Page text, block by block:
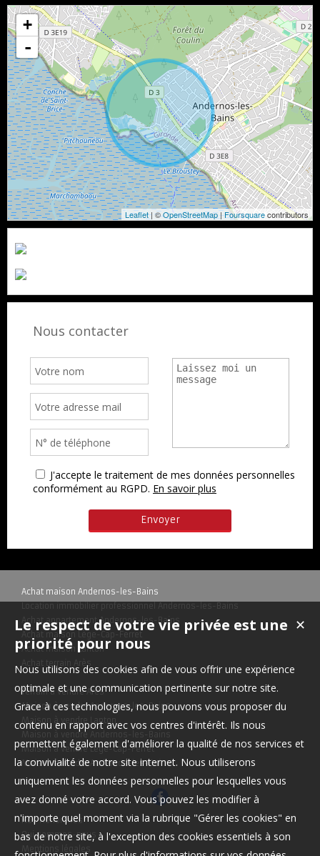
+
-
Leaflet| ©OpenStreetMap|Foursquarecontributors
Nous contacter
J'accepte le traitement de mes données personnelles
conformément au RGPD. En savoir plus
Achat maison Andernos-les-Bains
Location immobilier professionnel Andernos-les-Bains
Achat appartement Andernos-les-Bains
Achat maison Lège-Cap-Ferret
Achat maison Lanton
Achat terrain Arès
Terrain à vendre Arès
Maison à vendre Andernos-les-Bains
Maison à vendre Lanton
Maison à vendre Andernos-les-Bains
Maison à vendre Lège-Cap-Ferret
Maison à vendre Andernos-les-Bains
Nos Honoraires
Qui sommes-nous
Mentions légales
✕
Le respect de votre vie privée est une
priorité pour nous
Nous utilisons des cookies afin de vous offrir une expérience
optimale et une communication pertinente sur notre site.
Grace à ces technologies, nous pouvons vous proposer du
contenu en rapport avec vos centres d'intérêt. Ils nous
permettent également d'améliorer la qualité de nos services et
la convivialité de notre site internet. Nous utiliserons
uniquement les données personnelles pour lesquelles vous
avez donné votre accord. Vous pouvez les modifier à
n'importe quel moment via la rubrique "Gérer les cookies" en
bas de notre site, à l'exception des cookies essentiels à son